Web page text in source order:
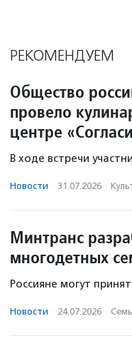
РЕКОМЕНДУЕМ
Общество
провело
центре
В ходе встречи
Новости · 31.07.2026 ·
Минтранс
многодетных
Россияне могут
Новости · 24.07.2026 ·